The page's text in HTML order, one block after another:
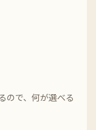
ので、何が選べる